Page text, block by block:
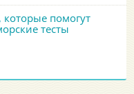
помогут
тесты